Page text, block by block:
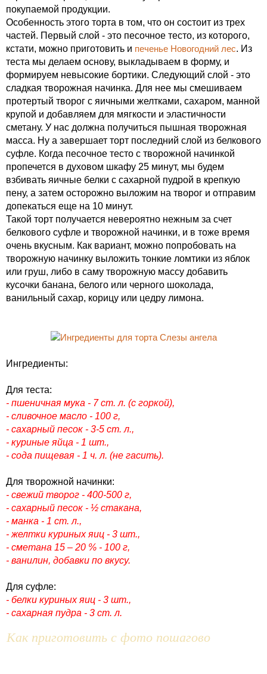
покупаемой продукции.
Особенность этого торта в том, что он состоит из трех
частей. Первый слой - это песочное тесто, из которого,
кстати, можно приготовить и печенье Новогодний лес. Из
теста мы делаем основу, выкладываем в форму, и
формируем невысокие бортики. Следующий слой - это
сладкая творожная начинка. Для нее мы смешиваем
протертый творог с яичными желтками, сахаром, манной
крупой и добавляем для мягкости и эластичности
сметану. У нас должна получиться пышная творожная
масса. Ну а завершает торт последний слой из белкового
суфле. Когда песочное тесто с творожной начинкой
пропечется в духовом шкафу 25 минут, мы будем
взбивать яичные белки с сахарной пудрой в крепкую
пену, а затем осторожно выложим на творог и отправим
допекаться еще на 10 минут.
Такой торт получается невероятно нежным за счет
белкового суфле и творожной начинки, и в тоже время
очень вкусным. Как вариант, можно попробовать на
творожную начинку выложить тонкие ломтики из яблок
или груш, либо в саму творожную массу добавить
кусочки банана, белого или черного шоколада,
ванильный сахар, корицу или цедру лимона.
Ингредиенты:
Для теста:
- пшеничная мука - 7 ст. л. (с горкой),
- сливочное масло - 100 г,
- сахарный песок - 3-5 ст. л.,
- куриные яйца - 1 шт.,
- сода пищевая - 1 ч. л. (не гасить).
Для творожной начинки:
- свежий творог - 400-500 г,
- сахарный песок - ½ стакана,
- манка - 1 ст. л.,
- желтки куриных яиц - 3 шт.,
- сметана 15 – 20 % - 100 г,
- ванилин, добавки по вкусу.
Для суфле:
- белки куриных яиц - 3 шт.,
- сахарная пудра - 3 ст. л.
Как приготовить с фото пошагово